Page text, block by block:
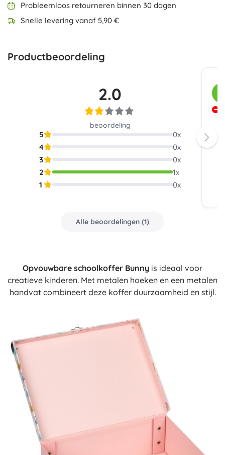
Probleemloos retourneren binnen 30 dagen
Snelle levering vanaf 5,90 €
Productbeoordeling
2.0
beoordeling
5 0x
4
0x
3
0x
2
1x
1
0x
Alle beoordelingen (1)
Opvouwbare schoolkoffer Bunny is ideaal voor
creatieve kinderen. Met metalen hoeken en een metalen
handvat combineert deze koffer duurzaamheid en stijl.